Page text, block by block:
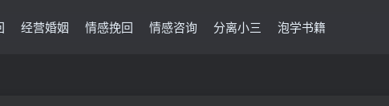
经营婚姻 情感挽回 情感咨询 分离小三 泡学书籍